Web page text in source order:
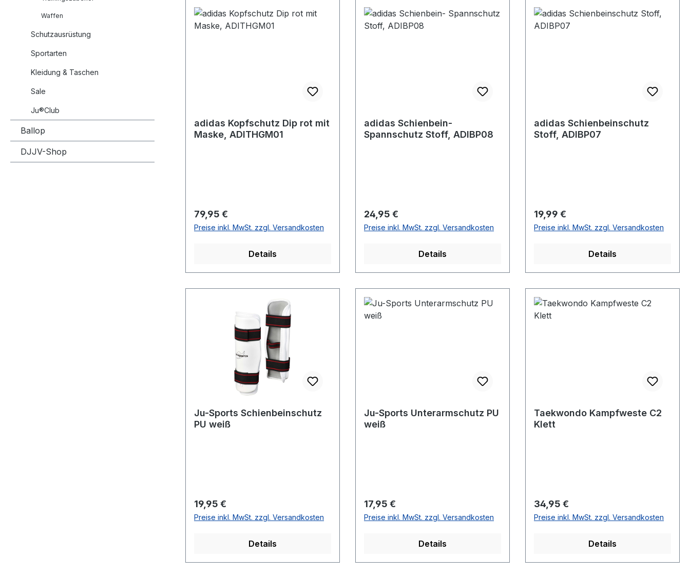
Waffen
Schutzausrüstung
Sportarten
Kleidung & Taschen
Sale
Ju®Club
Ballop
DJJV-Shop
adidas Kopfschutz Dip rot mit
Maske, ADITHGM01
Regulärer Preis:
79,95 €
Preise inkl. MwSt. zzgl. Versandkosten
Details
adidas Schienbein-
Spannschutz Stoff, ADIBP08
Regulärer Preis:
24,95 €
Preise inkl. MwSt. zzgl. Versandkosten
Details
adidas Schienbeinschutz
Stoff, ADIBP07
Regulärer Preis:
19,99 €
Preise inkl. MwSt. zzgl. Versandkosten
Details
Ju-Sports Schienbeinschutz
PU weiß
Regulärer Preis:
19,95 €
Preise inkl. MwSt. zzgl. Versandkosten
Details
Ju-Sports Unterarmschutz PU
weiß
Regulärer Preis:
17,95 €
Preise inkl. MwSt. zzgl. Versandkosten
Details
Taekwondo Kampfweste C2
Klett
Regulärer Preis:
34,95 €
Preise inkl. MwSt. zzgl. Versandkosten
Details